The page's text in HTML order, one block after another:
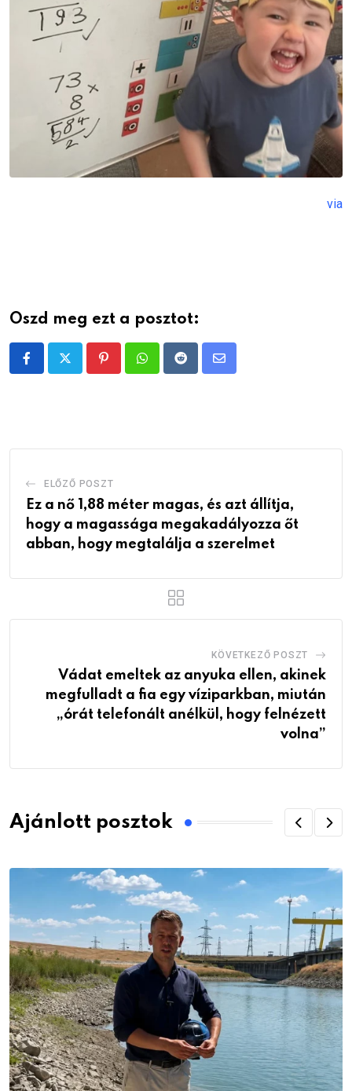
via
Oszd meg ezt a posztot:
PinterestWhatsappRedditShare
ELŐZŐ POSZT
Ez a nő 1,88 méter magas, és azt állítja,
hogy a magassága megakadályozza őt
abban, hogy megtalálja a szerelmet
KÖVETKEZŐ POSZT
Vádat emeltek az anyuka ellen, akinek
megfulladt a fia egy víziparkban, miután
„órát telefonált anélkül, hogy felnézett
volna”
Ajánlott posztok